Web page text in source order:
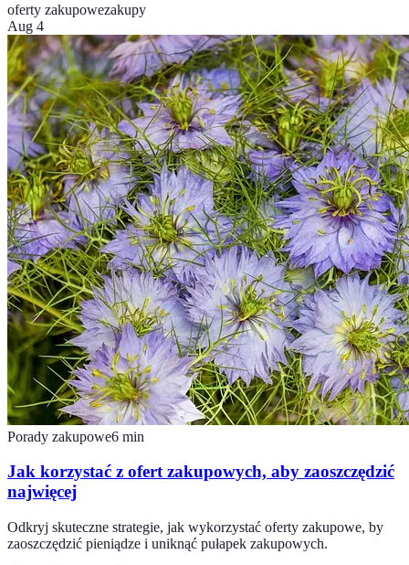
oferty zakupowezakupy
Aug 4
Porady zakupowe6 min
Jak korzystać z ofert zakupowych, aby zaoszczędzić
najwięcej
Odkryj skuteczne strategie, jak wykorzystać oferty zakupowe, by
zaoszczędzić pieniądze i uniknąć pułapek zakupowych.